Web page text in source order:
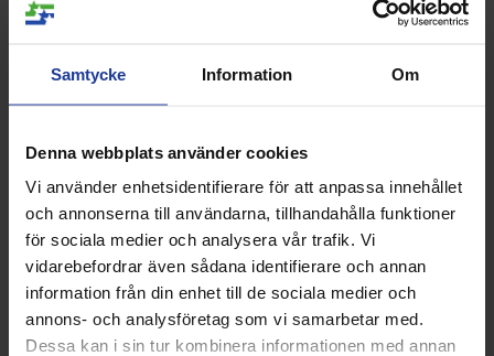
Samtycke Information Om
Denna webbplats använder cookies
Vi använder enhetsidentifierare för att anpassa innehållet
och annonserna till användarna, tillhandahålla funktioner
för sociala medier och analysera vår trafik. Vi
vidarebefordrar även sådana identifierare och annan
information från din enhet till de sociala medier och
annons- och analysföretag som vi samarbetar med.
Dessa kan i sin tur kombinera informationen med annan
12%